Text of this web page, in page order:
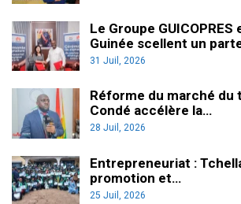
Le Groupe GUICOPRES
Guinée scellent un
31 Juil, 2026
Réforme du marché du
Condé accélère la…
28 Juil, 2026
Entrepreneuriat :
promotion et…
25 Juil, 2026